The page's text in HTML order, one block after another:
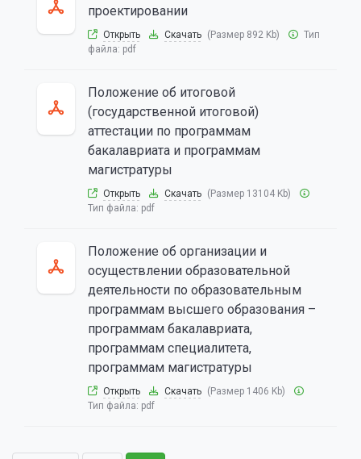
проектировании
Открыть Скачать (Размер 892 Kb)
Тип
файла: pdf
Положение об итоговой
(государственной итоговой)
аттестации по программам
бакалавриата и программам
магистратуры
Открыть Скачать (Размер 13104 Kb)
Тип файла: pdf
Положение об организации и
осуществлении образовательной
деятельности по образовательным
программам высшего образования –
программам бакалавриата,
программам специалитета,
программам магистратуры
Открыть Скачать (Размер 1406 Kb)
Тип файла: pdf